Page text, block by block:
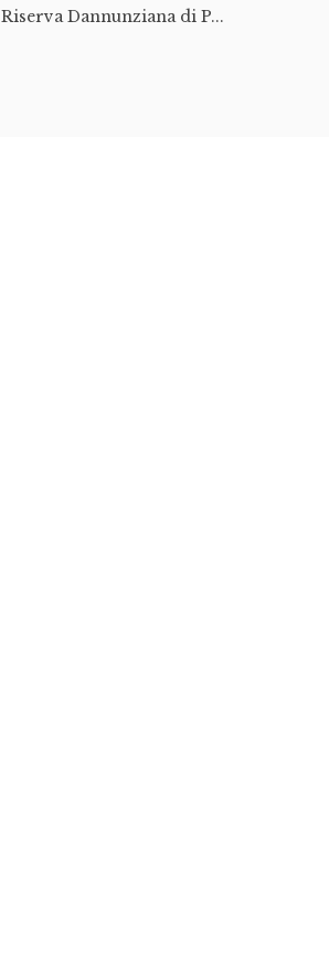
Riserva Dannunziana di P...